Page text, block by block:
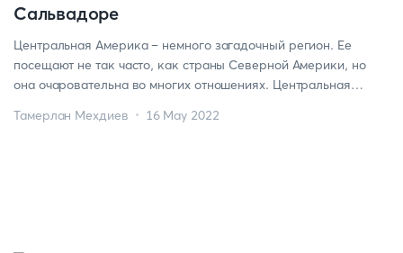
Сальвадоре
Центральная Америка – немного загадочный регион. Ее
посещают не так часто, как страны Северной Америки, но
она очаровательна во многих отношениях. Центральная
и Северной Америкой. Здесь есть страны, о которых знает не
Тамерлан Мехдиев 16 May 2022